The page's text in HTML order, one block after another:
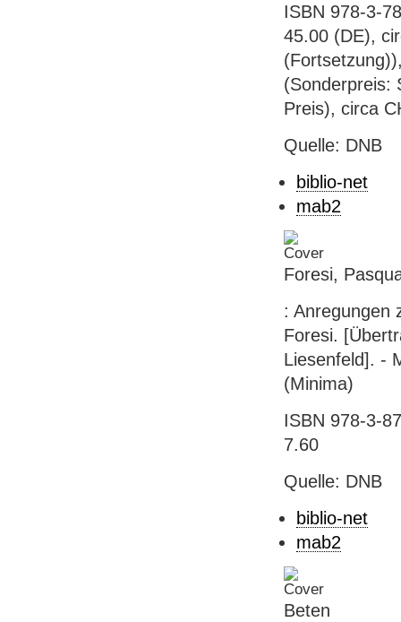
ISBN 978-3-
45.00 (DE),
(Sonderpreis:
Preis), circa
Quelle: DNB
biblio-net
mab2
Foresi,
: Anregungen
Foresi.
Liesenfeld]. -
(Minima)
ISBN 978-3-
7.60
Quelle: DNB
biblio-net
mab2
Beten